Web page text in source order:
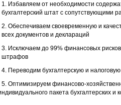
1. Избавляем от необходимости
бухгалтерский штат с сопутствующими
2. Обеспечиваем своевременную и
всех документов и деклараций
3. Исключаем до 99% финансовых
штрафов
4. Переводим бухгалтерскую и
5. Оптимизируем финансово-
пакета бухгалтерских и